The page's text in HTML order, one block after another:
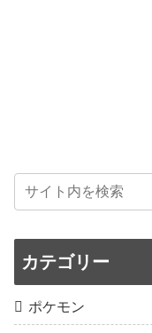
カテゴリー
ポケモン